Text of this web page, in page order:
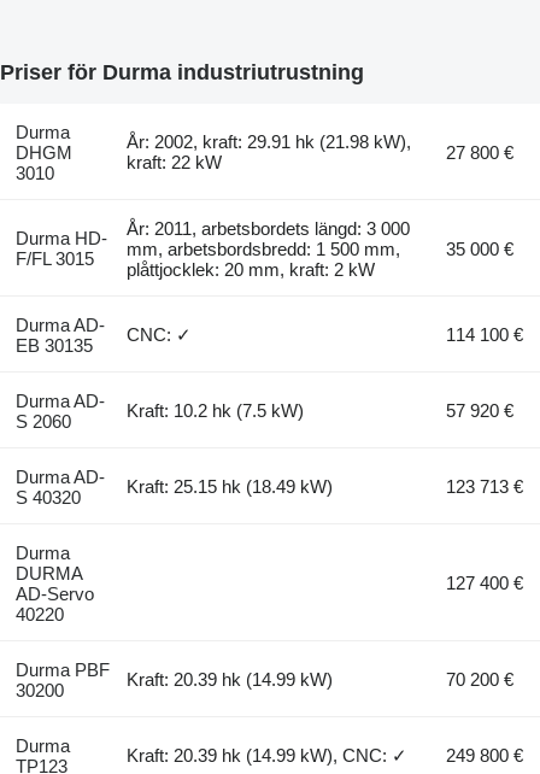
Priser för Durma industriutrustning
Durma
DHGM
3010
År: 2002, kraft: 29.91 hk (21.98 kW),
kraft: 22 kW
27 800 €
Durma HD-
F/FL 3015
År: 2011, arbetsbordets längd: 3 000
mm, arbetsbordsbredd: 1 500 mm,
plåttjocklek: 20 mm, kraft: 2 kW
35 000 €
Durma AD-
EB 30135
CNC: ✓ 114 100 €
Durma AD-
S 2060
Kraft: 10.2 hk (7.5 kW) 57 920 €
Durma AD-
S 40320
Kraft: 25.15 hk (18.49 kW) 123 713 €
Durma
DURMA
AD-Servo
40220
127 400 €
Durma PBF
30200
Kraft: 20.39 hk (14.99 kW) 70 200 €
Durma
TP123
Kraft: 20.39 hk (14.99 kW), CNC: ✓ 249 800 €